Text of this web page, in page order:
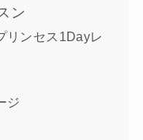
ン
リンセス1Dayレ
ジ